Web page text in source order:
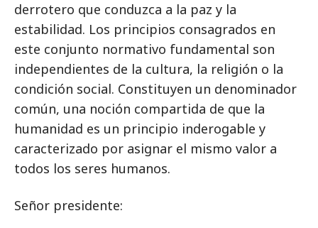
derrotero que conduzca a la paz y la
estabilidad. Los principios consagrados en
este conjunto normativo fundamental son
independientes de la cultura, la religión o la
condición social. Constituyen un denominador
común, una noción compartida de que la
humanidad es un principio inderogable y
caracterizado por asignar el mismo valor a
todos los seres humanos.
Señor presidente: